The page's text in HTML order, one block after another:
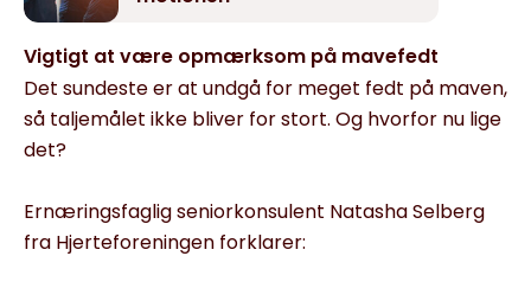
Vigtigt at være opmærksom på mavefedt
Det sundeste er at undgå for meget fedt på maven,
så taljemålet ikke bliver for stort. Og hvorfor nu lige
det?
Ernæringsfaglig seniorkonsulent Natasha Selberg
fra Hjerteforeningen forklarer: